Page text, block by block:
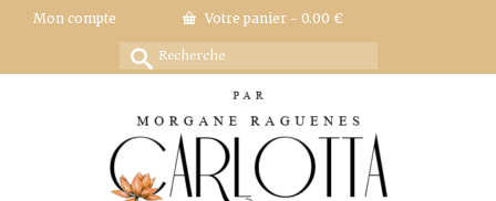
Mon compte Votre panier - 0.00 €
Rechercher :